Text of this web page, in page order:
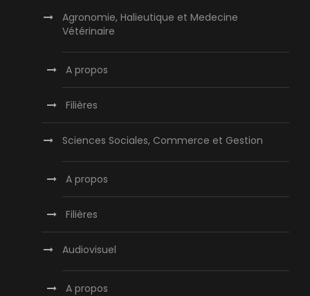
Agronomie, Halieutique et Medecine
Vétérinaire
A propos
Filières
Sciences Sociales, Commerce et Gestion
A propos
Filières
Audiovisuel
A propos